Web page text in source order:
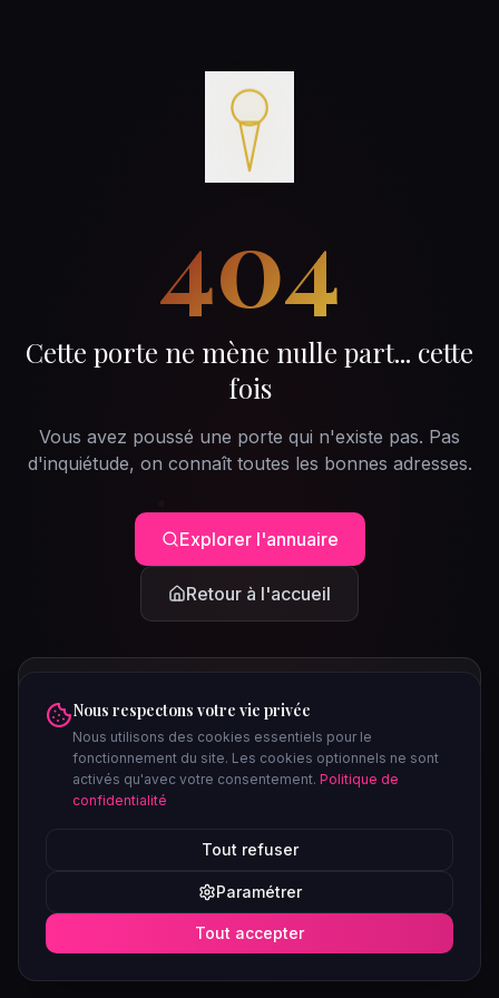
404
Cette porte ne mène nulle part... cette
fois
Vous avez poussé une porte qui n'existe pas. Pas
d'inquiétude, on connaît toutes les bonnes adresses.
Explorer l'annuaire
Retour à l'accueil
Soirées ce week-end
Nous respectons votre vie privée
Nous utilisons des cookies essentiels pour le
fonctionnement du site. Les cookies optionnels ne sont
activés qu'avec votre consentement. Politique de
confidentialité
Tout refuser
Paramétrer
Tout accepter